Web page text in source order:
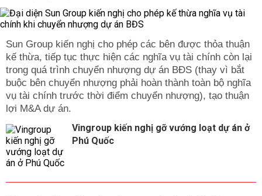
Sun Group kiến nghị cho phép các bên được thỏa thuận
kế thừa, tiếp tục thực hiện các nghĩa vụ tài chính còn lại
trong quá trình chuyển nhượng dự án BĐS (thay vì bắt
buộc bên chuyển nhượng phải hoàn thành toàn bộ nghĩa
vụ tài chính trước thời điểm chuyển nhượng), tạo thuận
lợi M&A dự án.
Vingroup kiến nghị gỡ vướng loạt dự án ở
Phú Quốc